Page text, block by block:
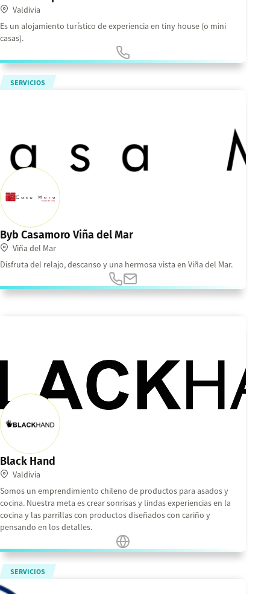
Valdivia
Es un alojamiento turístico de experiencia en tiny house (o mini
casas).
SERVICIOS
Byb Casamoro Viña del Mar
Viña del Mar
Disfruta del relajo, descanso y una hermosa vista en Viña del Mar.
Black Hand
Valdivia
Somos un emprendimiento chileno de productos para asados y
cocina. Nuestra meta es crear sonrisas y lindas experiencias en la
cocina y las parrillas con productos diseñados con cariño y
pensando en los detalles.
SERVICIOS